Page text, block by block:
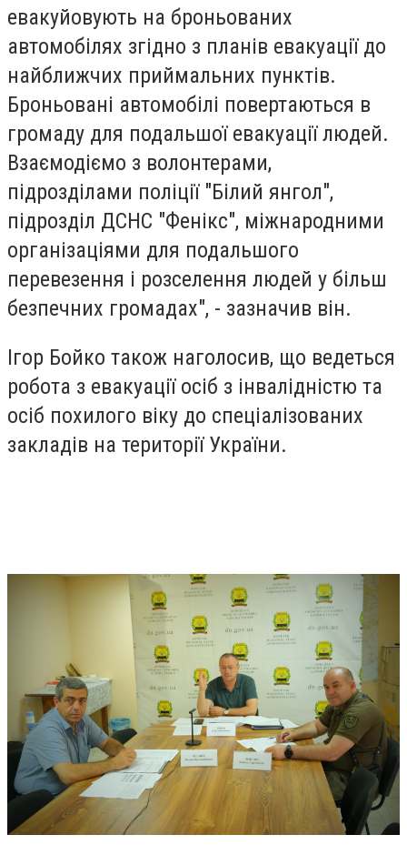
евакуйовують на броньованих
автомобілях згідно з планів евакуації до
найближчих приймальних пунктів.
Броньовані автомобілі повертаються в
громаду для подальшої евакуації людей.
Взаємодіємо з волонтерами,
підрозділами поліції "Білий янгол",
підрозділ ДСНС "Фенікс", міжнародними
організаціями для подальшого
перевезення і розселення людей у більш
безпечних громадах", - зазначив він.
Ігор Бойко також наголосив, що ведеться
робота з евакуації осіб з інвалідністю та
осіб похилого віку до спеціалізованих
закладів на території України.